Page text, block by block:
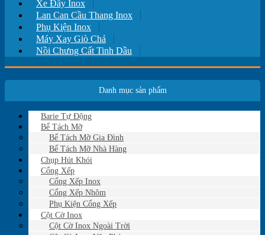
Xe Đẩy Inox
Lan Can Cầu Thang Inox
Phụ Kiện Inox
Máy Xay Giò Chả
Nồi Chưng Cất Tinh Dầu
Danh mục sản phẩm
Barie Tự Động
Bể Tách Mỡ
Bể Tách Mỡ Gia Đình
Bể Tách Mỡ Nhà Hàng
Chụp Hút Khói
Cổng Xếp
Cổng Xếp Inox
Cổng Xếp Nhôm
Phụ Kiện Cổng Xếp
Cột Cờ Inox
Cột Cờ Inox Ngoài Trời